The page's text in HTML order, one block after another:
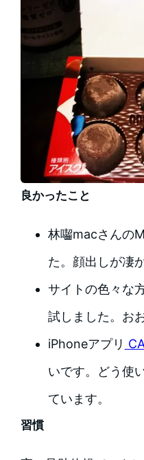
良かったこと
林囓macさんの
た。顔出しが凄
サイトの色々な
試しました。お
iPhoneアプリ
いです。どう使
ています。
習慣